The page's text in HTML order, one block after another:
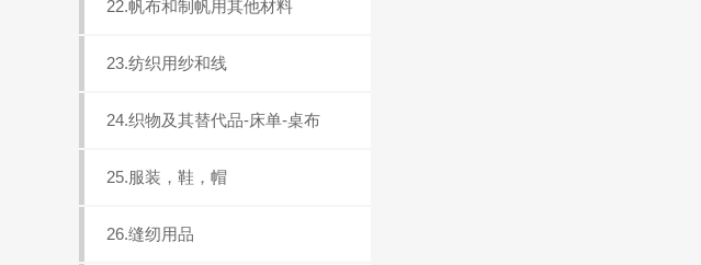
22.帆布和制帆用其他材料
23.纺织用纱和线
24.织物及其替代品-床单-桌布
25.服装，鞋，帽
26.缝纫用品